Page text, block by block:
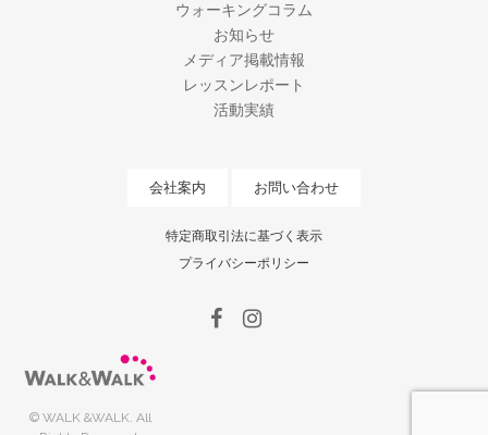
ウォーキングコラム
お知らせ
メディア掲載情報
レッスンレポート
活動実績
会社案内 お問い合わせ
特定商取引法に基づく表示
プライバシーポリシー
© WALK &WALK. All